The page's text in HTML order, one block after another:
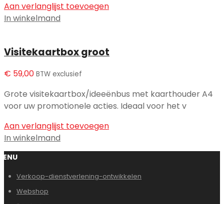
Aan verlanglijst toevoegen
In winkelmand
Visitekaartbox groot
€ 59,00 BTW exclusief
Grote visitekaartbox/ideeënbus met kaarthouder A4
voor uw promotionele acties. Ideaal voor het v
Aan verlanglijst toevoegen
In winkelmand
Verkoop-dienstverlening-ontwikkelen
Webshop